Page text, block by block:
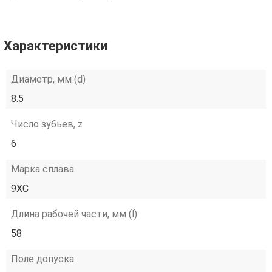
Характеристики
Диаметр, мм (d)
8.5
Число зубьев, z
6
Марка сплава
9ХС
Длина рабочей части, мм (l)
58
Поле допуска